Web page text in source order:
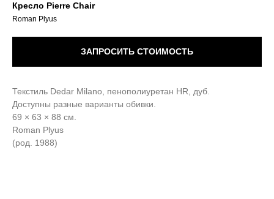
Кресло Pierre Chair
Roman Plyus
ЗАПРОСИТЬ СТОИМОСТЬ
Текстиль Dedar Milano, пенополиуретан HR, дуб.
Доступны разные варианты обивки.
69 × 63 × 88 см.
Roman Plyus
(род. 1988)